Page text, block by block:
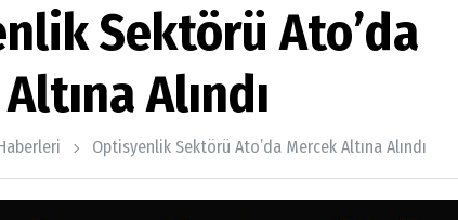
Sektörü Ato’da
Alındı
Optisyenlik Sektörü Ato’da Mercek Altına Alındı